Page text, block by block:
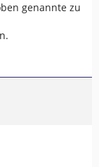
genannte zu